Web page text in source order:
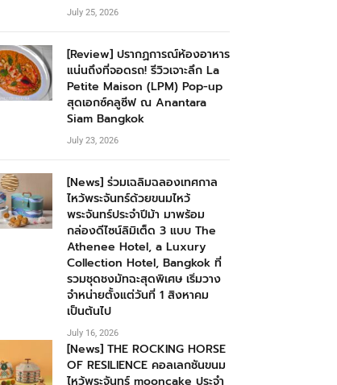
July 25, 2026
[Review] ปรากฏการณ์ห้องอาหาร
แน่นถึงที่จอดรถ! รีวิวเจาะลึก La
Petite Maison (LPM) Pop-up
สุดเอกซ์คลูซีฟ ณ Anantara
Siam Bangkok
July 23, 2026
[News] ร่วมเฉลิมฉลองเทศกาล
ไหว้พระจันทร์ด้วยขนมไหว้
พระจันทร์ประจำปีม้า มาพร้อม
กล่องดีไซน์ลิมิเต็ด 3 แบบ The
Athenee Hotel, a Luxury
Collection Hotel, Bangkok ที่
รวมชุดชงมัทฉะสุดพิเศษ เริ่มวาง
จำหน่ายตั้งแต่วันที่ 1 สิงหาคม
เป็นต้นไป
July 16, 2026
[News] THE ROCKING HORSE
OF RESILIENCE คอลเลกชันขนม
ไหว้พระจันทร์ mooncake ประจำ